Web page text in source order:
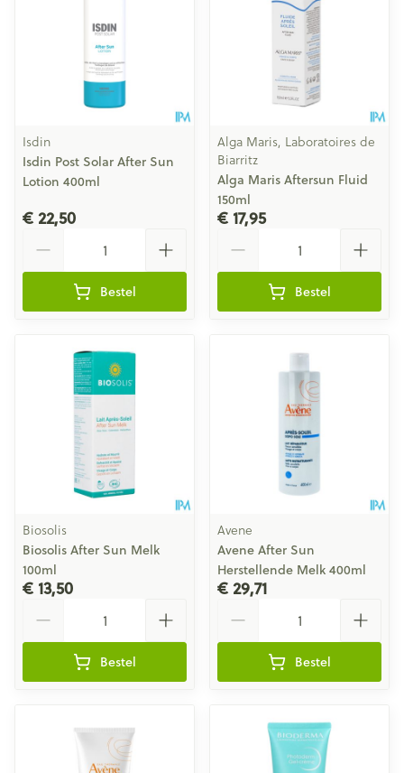
Isdin
Isdin Post Solar After Sun
Lotion 400ml
€ 22,50
Bestel
Alga Maris, Laboratoires de
Biarritz
Alga Maris Aftersun Fluid
150ml
€ 17,95
Bestel
Biosolis
Biosolis After Sun Melk
100ml
€ 13,50
Bestel
Avene
Avene After Sun
Herstellende Melk 400ml
€ 29,71
Bestel